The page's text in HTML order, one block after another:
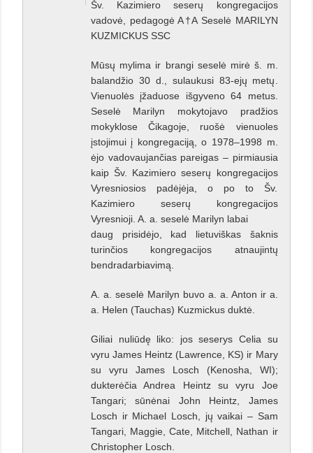
Šv. Kazimiero seserų kongregacijos
vadovė, pedagogė A†A Seselė MARILYN
KUZMICKUS SSC
Mūsų mylima ir brangi seselė mirė š. m.
balandžio 30 d., sulaukusi 83-ejų metų.
Vienuolės įžaduose išgyveno 64 metus.
Seselė Marilyn mokytojavo pradžios
mokyklose Čikagoje, ruošė vienuoles
įstojimui į kongregaciją, o 1978–1998 m.
ėjo vadovaujančias pareigas – pirmiausia
kaip Šv. Kazimiero seserų kongregacijos
Vyresniosios padėjėja, o po to Šv.
Kazimiero seserų kongregacijos
Vyresnioji. A. a. seselė Marilyn labai
daug prisidėjo, kad lietuviškas šaknis
turinčios kongregacijos atnaujintų
bendradarbiavimą.
A. a. seselė Marilyn buvo a. a. Anton ir a.
a. Helen (Tauchas) Kuzmickus duktė.
Giliai nuliūdę liko: jos seserys Celia su
vyru James Heintz (Lawrence, KS) ir Mary
su vyru James Losch (Kenosha, WI);
dukterėčia Andrea Heintz su vyru Joe
Tangari; sūnėnai John Heintz, James
Losch ir Michael Losch, jų vaikai – Sam
Tangari, Maggie, Cate, Mitchell, Nathan ir
Christopher Losch.